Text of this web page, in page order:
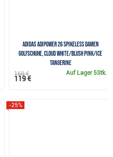
Adidas Adipower 26 Spikeless Damen
Golfschuhe, cloud white/blush pink/ice
tangerine
Auf Lager 5Stk.
160 €
119 €
-25%